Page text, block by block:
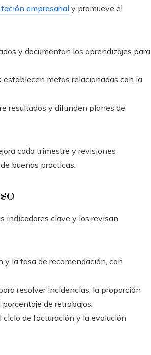
empresarial y promueve el
y documentan los aprendizajes para
establecen metas relacionadas con la
resultados y difunden planes de
cada trimestre y revisiones
buenas prácticas.
indicadores clave y los revisan
la tasa de recomendación, con
resolver incidencias, la proporción
de retrabajos.
de facturación y la evolución